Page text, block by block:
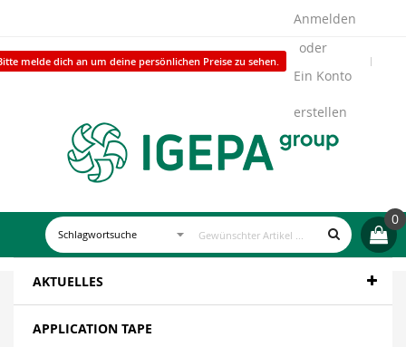
melde dich an um deine persönlichen Preise zu sehen.
Anmelden
Ein Konto
erstellen
0
AKTUELLES
APPLICATION TAPE